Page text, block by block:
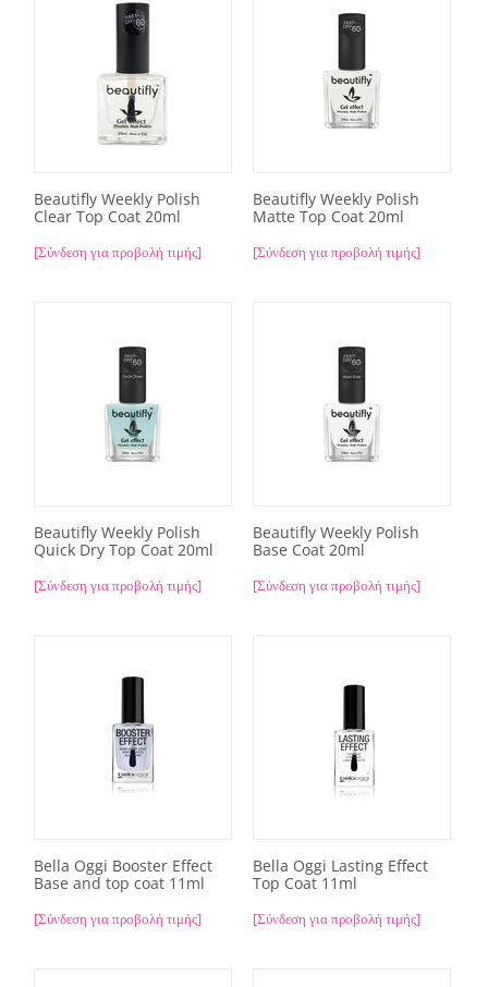
Beautifly Weekly Polish
Clear Top Coat 20ml
[Σύνδεση για προβολή τιμής]
Beautifly Weekly Polish
Matte Top Coat 20ml
[Σύνδεση για προβολή τιμής]
Beautifly Weekly Polish
Quick Dry Top Coat 20ml
[Σύνδεση για προβολή τιμής]
Beautifly Weekly Polish
Base Coat 20ml
[Σύνδεση για προβολή τιμής]
Bella Oggi Booster Effect
Base and top coat 11ml
[Σύνδεση για προβολή τιμής]
Bella Oggi Lasting Effect
Top Coat 11ml
[Σύνδεση για προβολή τιμής]